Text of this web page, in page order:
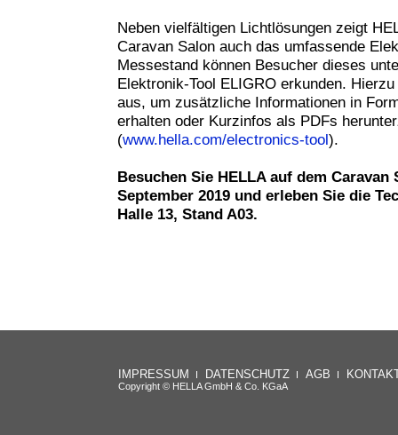
Neben vielfältigen Lichtlösungen zeigt
Caravan Salon auch das umfassende
Messestand können Besucher dieses
Elektronik-Tool ELIGRO erkunden.
aus, um zusätzliche Informationen in
erhalten oder Kurzinfos als PDFs
(www.hella.com/electronics-tool).
Besuchen Sie HELLA auf dem
September 2019 und erleben Sie die
Halle 13, Stand A03.
IMPRESSUM DATENSCHUTZ AGB
Copyright © HELLA GmbH & Co. KGaA